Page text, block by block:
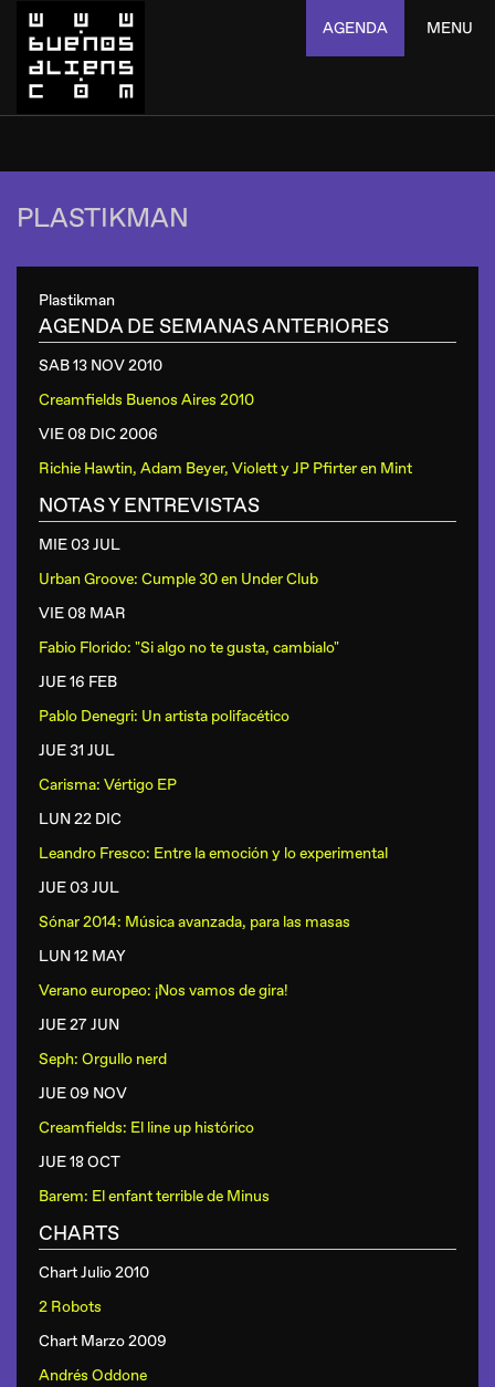
AGENDA MENU
PLASTIKMAN
Plastikman
AGENDA DE SEMANAS ANTERIORES
SAB 13 NOV2010
Creamfields Buenos Aires 2010
VIE 08 DIC 2006
Richie Hawtin, Adam Beyer, Violett y JP Pfirteren Mint
NOTAS Y ENTREVISTAS
MIE 03 JUL
Urban Groove: Cumple 30 en Under Club
VIE 08 MAR
Fabio Florido: "Si algo no te gusta, cambialo"
JUE 16 FEB
Pablo Denegri: Un artista polifacético
JUE 31 JUL
Carisma: Vértigo EP
LUN 22 DIC
Leandro Fresco: Entre la emoción y lo experimental
JUE 03 JUL
Sónar 2014: Música avanzada, para las masas
LUN 12 MAY
Verano europeo: ¡Nos vamos de gira!
JUE 27 JUN
Seph: Orgullo nerd
JUE 09 NOV
Creamfields: El line up histórico
JUE 18 OCT
Barem: El enfant terrible de Minus
CHARTS
Chart Julio 2010
2 Robots
Chart Marzo 2009
Andrés Oddone